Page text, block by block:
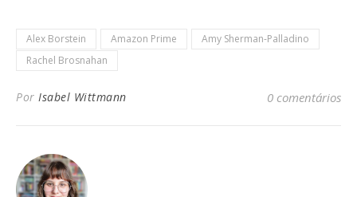
Alex Borstein Amazon Prime
Amy Sherman-Palladino
Rachel Brosnahan
Por Isabel Wittmann 0 comentários